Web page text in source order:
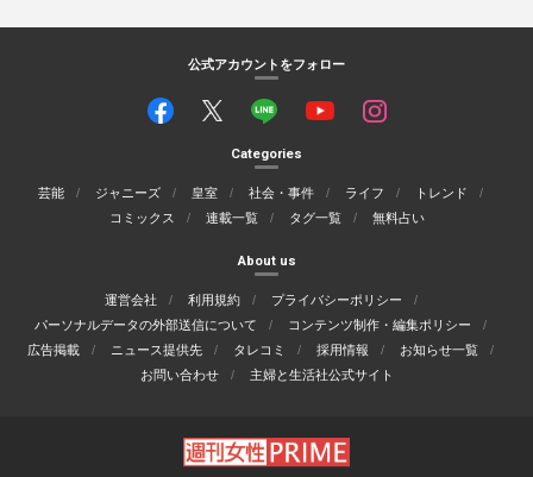
公式アカウントをフォロー
Categories
芸能 ジャニーズ 皇室 社会・事件 ライフ
トレンド
コミックス
連載一覧 タグ一覧 無料占い
About us
運営会社 利用規約
プライバシーポリシー
パーソナルデータの外部送信について
コンテンツ制作・編集ポリシー
広告掲載
ニュース提供先 タレコミ 採用情報
お知らせ一覧
お問い合わせ
主婦と生活社公式サイト